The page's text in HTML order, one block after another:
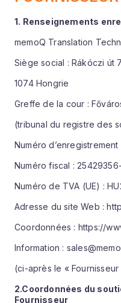
1. Renseignements
memoQ Translation
Siège social : Rákóczi út
1074 Hongrie
Greffe de la cour :
(tribunal du registre des
Numéro d’enregistrement
Numéro fiscal :
Numéro de TVA (UE) :
Adresse du site Web :
Coordonnées : https://
Information :
(ci-après le « Fournisseur
2.Coordonnées du
Fournisseur